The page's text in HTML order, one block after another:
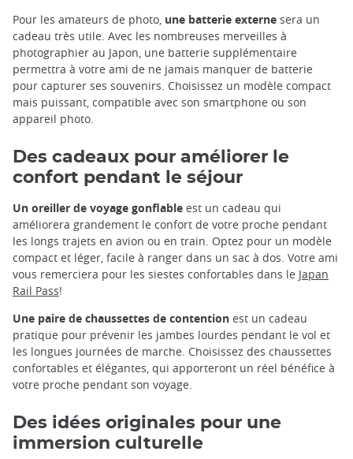
Pour les amateurs de photo, une batterie externe sera un
cadeau très utile. Avec les nombreuses merveilles à
photographier au Japon, une batterie supplémentaire
permettra à votre ami de ne jamais manquer de batterie
pour capturer ses souvenirs. Choisissez un modèle compact
mais puissant, compatible avec son smartphone ou son
appareil photo.
Des cadeaux pour améliorer le
confort pendant le séjour
Un oreiller de voyage gonflable est un cadeau qui
améliorera grandement le confort de votre proche pendant
les longs trajets en avion ou en train. Optez pour un modèle
compact et léger, facile à ranger dans un sac à dos. Votre ami
vous remerciera pour les siestes confortables dans le Japan
Rail Pass!
Une paire de chaussettes de contention est un cadeau
pratique pour prévenir les jambes lourdes pendant le vol et
les longues journées de marche. Choisissez des chaussettes
confortables et élégantes, qui apporteront un réel bénéfice à
votre proche pendant son voyage.
Des idées originales pour une
immersion culturelle